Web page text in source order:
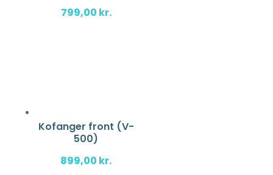
799,00 kr.
Kofanger front (V-
500)
899,00 kr.